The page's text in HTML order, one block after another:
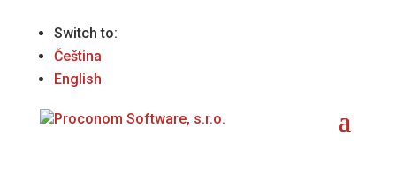
Switch to:
Čeština
English